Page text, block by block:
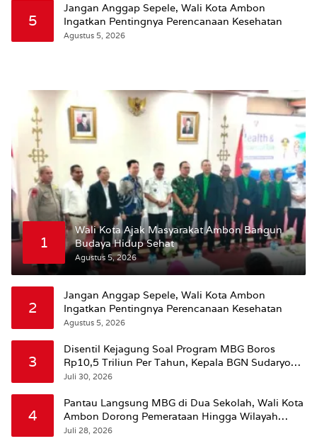
5
Jangan Anggap Sepele, Wali Kota Ambon
Ingatkan Pentingnya Perencanaan Kesehatan
Agustus 5, 2026
1
Wali Kota Ajak Masyarakat Ambon Bangun
Budaya Hidup Sehat
Agustus 5, 2026
2
Jangan Anggap Sepele, Wali Kota Ambon
Ingatkan Pentingnya Perencanaan Kesehatan
Agustus 5, 2026
3
Disentil Kejagung Soal Program MBG Boros
Rp10,5 Triliun Per Tahun, Kepala BGN Sudaryono
Beri Penjelasan
Juli 30, 2026
4
Pantau Langsung MBG di Dua Sekolah, Wali Kota
Ambon Dorong Pemerataan Hingga Wilayah
Leitimur Selatan
Juli 28, 2026